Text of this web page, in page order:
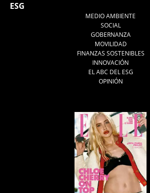
ESG
MEDIO AMBIENTE
SOCIAL
GOBERNANZA
MOVILIDAD
FINANZAS SOSTENIBLES
INNOVACIÓN
EL ABC DEL ESG
OPINIÓN